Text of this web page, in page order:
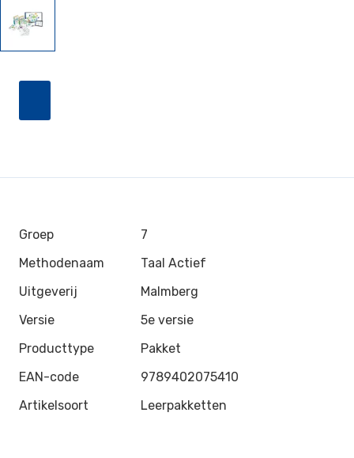
Groep
7
Methodenaam
Taal Actief
Uitgeverij
Malmberg
Versie
5e versie
Producttype
Pakket
EAN-code
9789402075410
Artikelsoort
Leerpakketten